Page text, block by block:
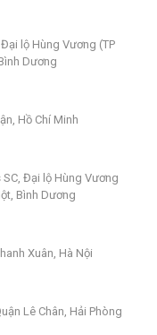
lộ Hùng Vương (TP
Dương
Hồ Chí Minh
SC, Đại lộ Hùng Vương
Bình Dương
Xuân, Hà Nội
Lê Chân, Hải Phòng